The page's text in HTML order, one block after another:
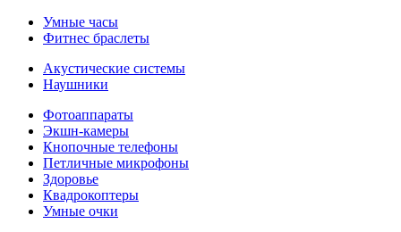
Умные часы
Фитнес браслеты
Акустические системы
Наушники
Фотоаппараты
Экшн-камеры
Кнопочные телефоны
Петличные микрофоны
Здоровье
Квадрокоптеры
Умные очки